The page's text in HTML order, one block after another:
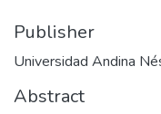
Publisher
Universidad Andina
Abstract